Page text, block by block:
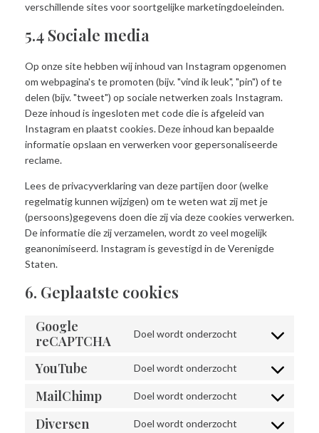
verschillende sites voor soortgelijke marketingdoeleinden.
5.4 Sociale media
Op onze site hebben wij inhoud van Instagram opgenomen
om webpagina's te promoten (bijv. "vind ik leuk", "pin") of te
delen (bijv. "tweet") op sociale netwerken zoals Instagram.
Deze inhoud is ingesloten met code die is afgeleid van
Instagram en plaatst cookies. Deze inhoud kan bepaalde
informatie opslaan en verwerken voor gepersonaliseerde
reclame.
Lees de privacyverklaring van deze partijen door (welke
regelmatig kunnen wijzigen) om te weten wat zij met je
(persoons)gegevens doen die zij via deze cookies verwerken.
De informatie die zij verzamelen, wordt zo veel mogelijk
geanonimiseerd. Instagram is gevestigd in de Verenigde
Staten.
6. Geplaatste cookies
Google
reCAPTCHA
Doel wordt onderzocht
Consent
service
recaptcha
YouTube Doel wordt onderzocht
Consent
youtube
MailChimp Doel wordt onderzocht
Consent
Diversen Doel wordt onderzocht
Consent